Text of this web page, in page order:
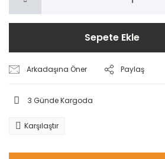
Sepete Ekle
Arkadaşına Öner Paylaş
3 Günde Kargoda
Karşılaştır